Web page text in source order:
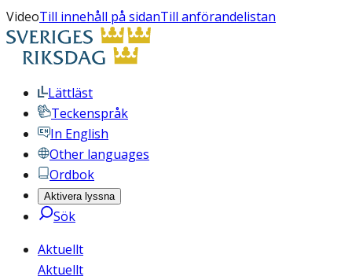
VideoTill innehåll på sidanTill anförandelistan
Lättläst
Teckenspråk
In English
Other languages
Ordbok
Aktivera lyssna
Sök
Aktuellt
Aktuellt